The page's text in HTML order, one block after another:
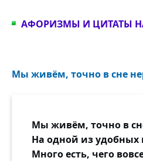
АФОРИЗМЫ И ЦИТАТЫ
Мы живём, точно в сне
Мы живём, точно в
На одной из удобных
Много есть, чего